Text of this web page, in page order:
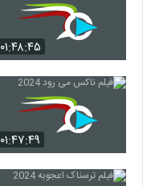
۰۱:۴۸:۴۵
۰۱:۴۷:۴۹